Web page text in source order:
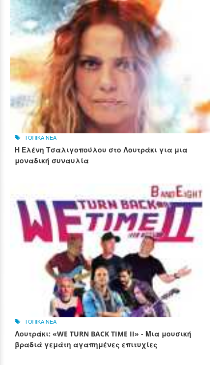
ΤΟΠΙΚΑ ΝΕΑ
Η Ελένη Τσαλιγοπούλου στο Λουτράκι για μια
μοναδική συναυλία
ΤΟΠΙΚΑ ΝΕΑ
Λουτράκι: «WE TURN BACK TIME II» - Μια μουσική
βραδιά γεμάτη αγαπημένες επιτυχίες